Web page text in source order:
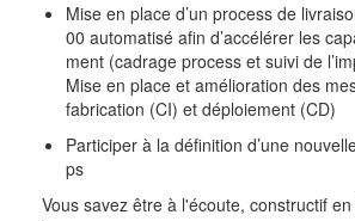
Mise en place d’un process de
00 automatisé afin d’accélérer les
ment (cadrage process et suivi de
Mise en place et amélioration des
fabrication (CI) et déploiement (CD)
Participer à la définition d’une
ps
Vous savez être à l'écoute, constructif